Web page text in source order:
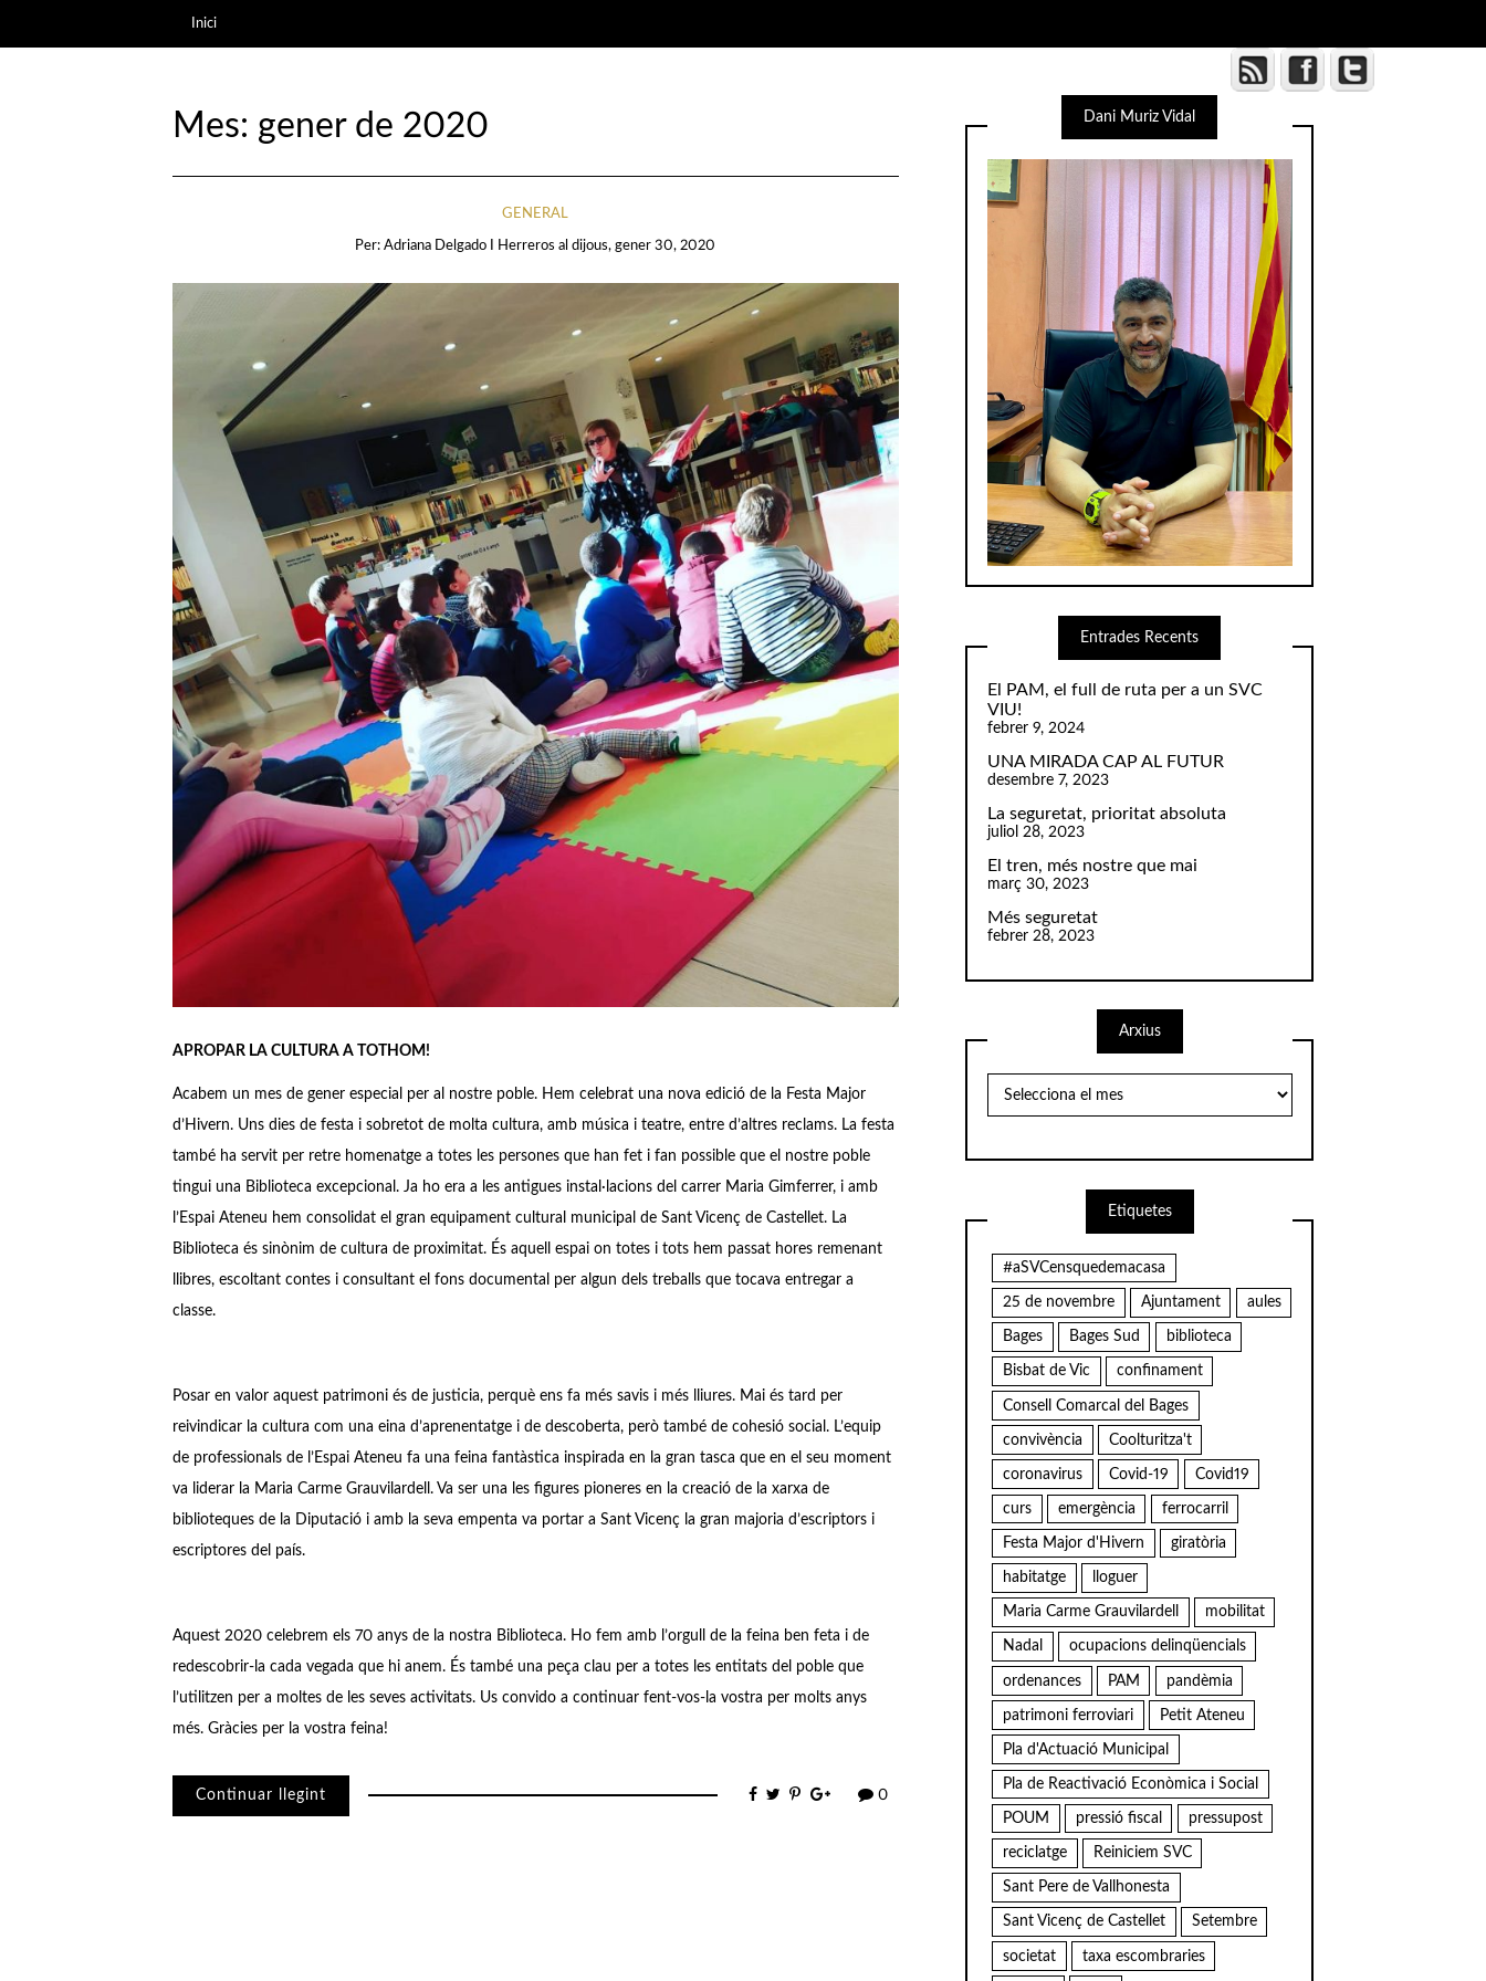
Inici
Mes: gener de 2020
GENERAL
Per:Adriana Delgado I Herreros aldijous, gener 30, 2020
APROPAR LA CULTURA A TOTHOM!
Acabem un mes de gener especial per al nostre poble. Hem celebrat una nova edició de la Festa Major
d’Hivern. Uns dies de festa i sobretot de molta cultura, amb música i teatre, entre d’altres reclams. La festa
també ha servit per retre homenatge a totes les persones que han fet i fan possible que el nostre poble
tingui una Biblioteca excepcional. Ja ho era a les antigues instal·lacions del carrer Maria Gimferrer, i amb
l’Espai Ateneu hem consolidat el gran equipament cultural municipal de Sant Vicenç de Castellet. La
Biblioteca és sinònim de cultura de proximitat. És aquell espai on totes i tots hem passat hores remenant
llibres, escoltant contes i consultant el fons documental per algun dels treballs que tocava entregar a
classe.
Posar en valor aquest patrimoni és de justicia, perquè ens fa més savis i més lliures. Mai és tard per
reivindicar la cultura com una eina d’aprenentatge i de descoberta, però també de cohesió social. L’equip
de professionals de l’Espai Ateneu fa una feina fantàstica inspirada en la gran tasca que en el seu moment
va liderar la Maria Carme Grauvilardell. Va ser una les figures pioneres en la creació de la xarxa de
biblioteques de la Diputació i amb la seva empenta va portar a Sant Vicenç la gran majoria d’escriptors i
escriptores del país.
Aquest 2020 celebrem els 70 anys de la nostra Biblioteca. Ho fem amb l’orgull de la feina ben feta i de
redescobrir-la cada vegada que hi anem. És també una peça clau per a totes les entitats del poble que
l’utilitzen per a moltes de les seves activitats. Us convido a continuar fent-vos-la vostra per molts anys
més. Gràcies per la vostra feina!
Continuar llegint 0
Dani Muriz Vidal
Entrades Recents
El PAM, el full de ruta per a un SVC
VIU!
febrer 9, 2024
UNA MIRADA CAP AL FUTUR
desembre 7, 2023
La seguretat, prioritat absoluta
juliol 28, 2023
El tren, més nostre que mai
març 30, 2023
Més seguretat
febrer 28, 2023
Arxius
Etiquetes
#aSVCensquedemacasa
25 de novembre Ajuntament aules
Bages Bages Sud biblioteca
Bisbat de Vic confinament
Consell Comarcal del Bages
convivència Coolturitza't
coronavirus Covid-19 Covid19
curs emergència ferrocarril
Festa Major d'Hivern giratòria
habitatge lloguer
Maria Carme Grauvilardell mobilitat
Nadal ocupacions delinqüencials
ordenances PAM pandèmia
patrimoni ferroviari Petit Ateneu
Pla d'Actuació Municipal
Pla de Reactivació Econòmica i Social
POUM pressió fiscal pressupost
reciclatge Reiniciem SVC
Sant Pere de Vallhonesta
Sant Vicenç de Castellet Setembre
societat taxa escombraries